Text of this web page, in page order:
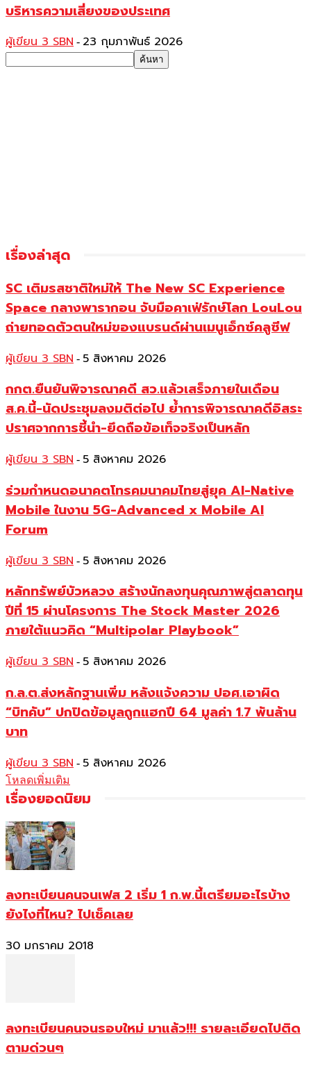
บริหารความเสี่ยงของประเทศ
ผู้เขียน 3 SBN - 23 กุมภาพันธ์ 2026
เรื่องล่าสุด
SC เติมรสชาติใหม่ให้ The New SC Experience
Space กลางพารากอน จับมือคาเฟ่รักษ์โลก LouLou
ถ่ายทอดตัวตนใหม่ของแบรนด์ผ่านเมนูเอ็กซ์คลูซีฟ
ผู้เขียน 3 SBN - 5 สิงหาคม 2026
กกต.ยืนยันพิจารณาคดี สว.แล้วเสร็จภายในเดือน
ส.ค.นี้-นัดประชุมลงมติต่อไป ย้ำการพิจารณาคดีอิสระ
ปราศจากการชี้นำ-ยึดถือข้อเท็จจริงเป็นหลัก
ผู้เขียน 3 SBN - 5 สิงหาคม 2026
ร่วมกำหนดอนาคตโทรคมนาคมไทยสู่ยุค AI-Native
Mobile ในงาน 5G-Advanced x Mobile AI
Forum
ผู้เขียน 3 SBN - 5 สิงหาคม 2026
หลักทรัพย์บัวหลวง สร้างนักลงทุนคุณภาพสู่ตลาดทุน
ปีที่ 15 ผ่านโครงการ The Stock Master 2026
ภายใต้แนวคิด “Multipolar Playbook”
ผู้เขียน 3 SBN - 5 สิงหาคม 2026
ก.ล.ต.ส่งหลักฐานเพิ่ม หลังแจ้งความ ปอศ.เอาผิด
“บิทคับ” ปกปิดข้อมูลถูกแฮกปี 64 มูลค่า 1.7 พันล้าน
บาท
ผู้เขียน 3 SBN - 5 สิงหาคม 2026
โหลดเพิ่มเติม
เรื่องยอดนิยม
ลงทะเบียนคนจนเฟส 2 เริ่ม 1 ก.พ.นี้เตรียมอะไรบ้าง
ยังไงที่ไหน? ไปเช็คเลย
30 มกราคม 2018
ลงทะเบียนคนจนรอบใหม่ มาแล้ว!!! รายละเอียดไปติด
ตามด่วนๆ